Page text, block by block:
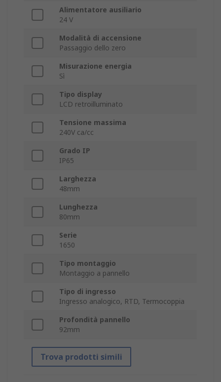
Alimentatore ausiliario
24 V
Modalità di accensione
Passaggio dello zero
Misurazione energia
Sì
Tipo display
LCD retroilluminato
Tensione massima
240V ca/cc
Grado IP
IP65
Larghezza
48mm
Lunghezza
80mm
Serie
1650
Tipo montaggio
Montaggio a pannello
Tipo di ingresso
Ingresso analogico, RTD, Termocoppia
Profondità pannello
92mm
Trova prodotti simili